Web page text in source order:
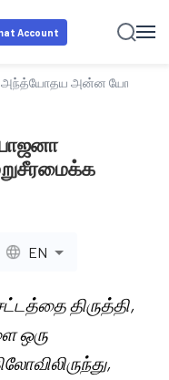
Account
அந்த்யோதய அன்ன யோஜனா
EN
திருத்தி,
ஒரு